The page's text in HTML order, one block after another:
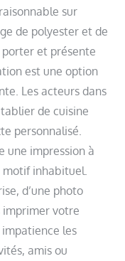
sur
de polyester et de
et présente
est une option
Les acteurs dans
de cuisine
personnalisé.
une impression à
motif inhabituel.
d’une photo
imprimer votre
les
amis ou